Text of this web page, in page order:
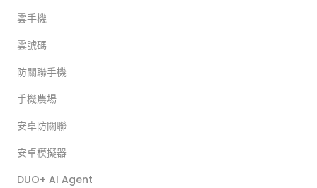
雲手機
雲號碼
防關聯手機
手機農場
安卓防關聯
安卓模擬器
DUO+ AI Agent